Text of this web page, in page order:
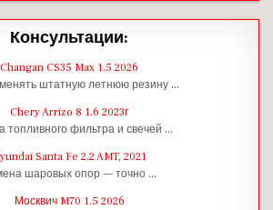
Консультации:
Changan CS35 Max 1.5 2026
штатную летнюю резину …
Chery Arrizo 8 1.6 2023г
топливного фильтра и свечей …
Santa Fe 2.2 AMT, 2021
шаровых опор — точно …
Москвич M70 1.5 2026